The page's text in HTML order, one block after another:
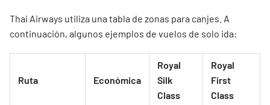
Thai Airways utiliza una tabla de zonas para canjes. A
continuación, algunos ejemplos de vuelos de solo ida:
Ruta Económica
Royal
Silk
Class
Royal
First
Class